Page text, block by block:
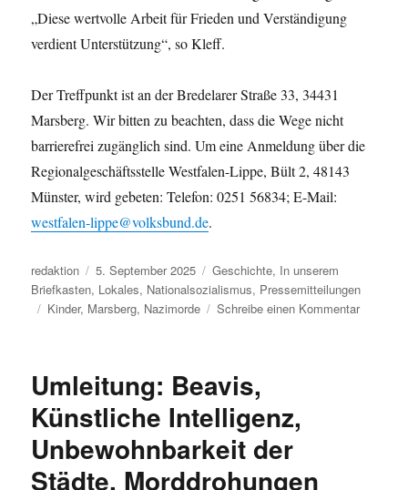
„Diese wertvolle Arbeit für Frieden und Verständigung
verdient Unterstützung“, so Kleff.
Der Treffpunkt ist an der Bredelarer Straße 33, 34431
Marsberg. Wir bitten zu beachten, dass die Wege nicht
barrierefrei zugänglich sind. Um eine Anmeldung über die
Regionalgeschäftsstelle Westfalen-Lippe, Bült 2, 48143
Münster, wird gebeten: Telefon: 0251 56834; E-Mail:
westfalen-lippe@volksbund.de.
Autor
redaktion
Veröffentlicht
am
5. September 2025 Kategorien
Geschichte, In unserem
Briefkasten, Lokales, Nationalsozialismus, Pressemitteilungen
Schlagwörter
Kinder, Marsberg, Nazimorde Schreibe einen Kommentarzu
Umleitung: Beavis,
Künstliche Intelligenz,
Unbewohnbarkeit der
Städte, Morddrohungen